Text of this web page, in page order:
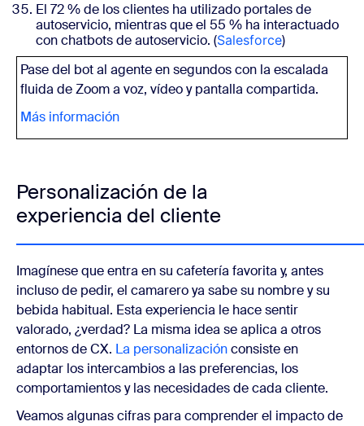
El 72 % de los clientes ha utilizado portales de
autoservicio, mientras que el 55 % ha interactuado
con chatbots de autoservicio. (Salesforce)
Pase del bot al agente en segundos con la escalada
fluida de Zoom a voz, vídeo y pantalla compartida.
Más información
Personalización de la
experiencia del cliente
Imagínese que entra en su cafetería favorita y, antes
incluso de pedir, el camarero ya sabe su nombre y su
bebida habitual. Esta experiencia le hace sentir
valorado, ¿verdad? La misma idea se aplica a otros
entornos de CX. La personalizaciónconsiste en
adaptar los intercambios a las preferencias, los
comportamientos y las necesidades de cada cliente.
Veamos algunas cifras para comprender el impacto de